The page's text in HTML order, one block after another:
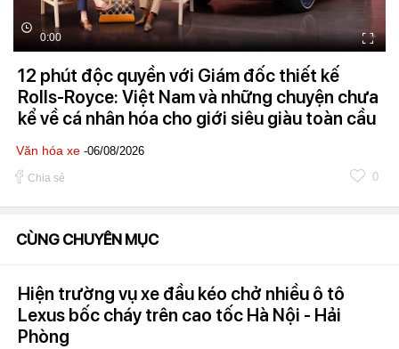
0:00
12 phút độc quyền với Giám đốc thiết kế
Rolls-Royce: Việt Nam và những chuyện chưa
kể về cá nhân hóa cho giới siêu giàu toàn cầu
Văn hóa xe -06/08/2026
Chia sẻ 0
CÙNG CHUYÊN MỤC
Hiện trường vụ xe đầu kéo chở nhiều ô tô
Lexus bốc cháy trên cao tốc Hà Nội - Hải
Phòng